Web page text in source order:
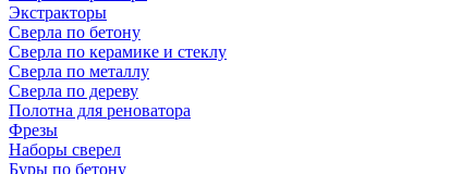
Экстракторы
Сверла по бетону
Сверла по керамике и стеклу
Сверла по металлу
Сверла по дереву
Полотна для реноватора
Фрезы
Наборы сверел
Буры по бетону